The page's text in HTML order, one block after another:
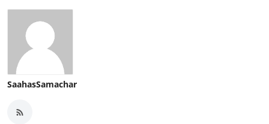
SaahasSamachar